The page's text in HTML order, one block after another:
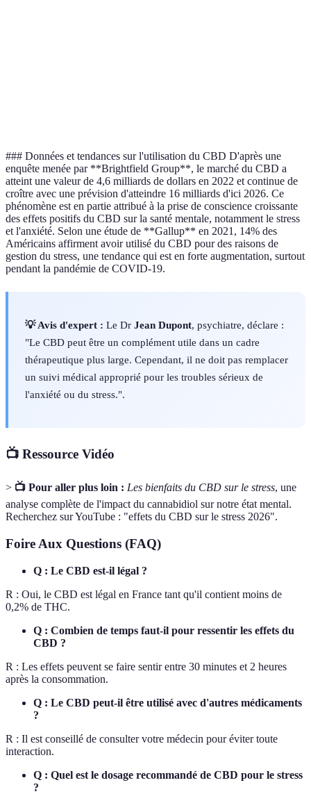
### Données et tendances sur l'utilisation du CBD D'après une
enquête menée par **Brightfield Group**, le marché du CBD a
atteint une valeur de 4,6 milliards de dollars en 2022 et continue de
croître avec une prévision d'atteindre 16 milliards d'ici 2026. Ce
phénomène est en partie attribué à la prise de conscience croissante
des effets positifs du CBD sur la santé mentale, notamment le stress
et l'anxiété. Selon une étude de **Gallup** en 2021, 14% des
Américains affirment avoir utilisé du CBD pour des raisons de
gestion du stress, une tendance qui est en forte augmentation, surtout
pendant la pandémie de COVID-19.
💡 Avis d'expert : Le Dr Jean Dupont, psychiatre, déclare :
"Le CBD peut être un complément utile dans un cadre
thérapeutique plus large. Cependant, il ne doit pas remplacer
un suivi médical approprié pour les troubles sérieux de
l'anxiété ou du stress.".
📺 Ressource Vidéo
> 📺 Pour aller plus loin : Les bienfaits du CBD sur le stress, une
analyse complète de l'impact du cannabidiol sur notre état mental.
Recherchez sur YouTube : "effets du CBD sur le stress 2026".
Foire Aux Questions (FAQ)
Q : Le CBD est-il légal ?
R : Oui, le CBD est légal en France tant qu'il contient moins de
0,2% de THC.
Q : Combien de temps faut-il pour ressentir les effets du
CBD ?
R : Les effets peuvent se faire sentir entre 30 minutes et 2 heures
après la consommation.
Q : Le CBD peut-il être utilisé avec d'autres médicaments
?
R : Il est conseillé de consulter votre médecin pour éviter toute
interaction.
Q : Quel est le dosage recommandé de CBD pour le stress
?